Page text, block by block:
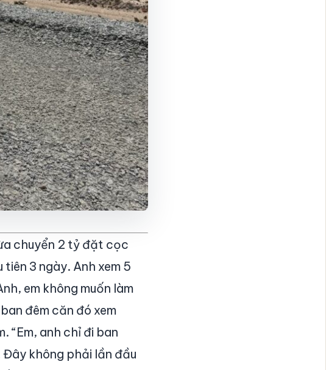
chuyển 2 tỷ đặt cọc
3 ngày. Anh xem 5
em không muốn làm
đêm căn đó xem
“Em, anh chỉ đi ban
Đây không phải lần đầu